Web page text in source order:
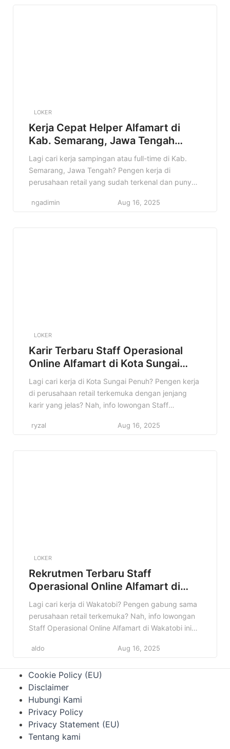
LOKER
Kerja Cepat Helper Alfamart di
Kab. Semarang, Jawa Tengah
Terbaru Tahun 2025
Lagi cari kerja sampingan atau full-time di Kab.
Semarang, Jawa Tengah? Pengen kerja di
perusahaan retail yang sudah terkenal dan punya
Alfamart di Kab. Semarang, Jawa Tengah ini bisa
ngadimin Aug 16, 2025
LOKER
Karir Terbaru Staff Operasional
Online Alfamart di Kota Sungai
Penuh Terbaru
Lagi cari kerja di Kota Sungai Penuh? Pengen kerja
di perusahaan retail terkemuka dengan jenjang
karir yang jelas? Nah, info lowongan Staff
ini pas banget buat kamu! Di artikel ini, kita bakal
ryzal Aug 16, 2025
LOKER
Rekrutmen Terbaru Staff
Operasional Online Alfamart di
Wakatobi Terbaru
Lagi cari kerja di Wakatobi? Pengen gabung sama
perusahaan retail terkemuka? Nah, info lowongan
Staff Operasional Online Alfamart di Wakatobi ini
kesempatan buat kamu yang punya semangat
sampai kelewatan kesempatan emas ini! Baca
artikel ini sampai selesai untuk tahu detail
lengkapnya, mulai […]
aldo Aug 16, 2025
Cookie Policy (EU)
Disclaimer
Hubungi Kami
Privacy Policy
Privacy Statement (EU)
Tentang kami